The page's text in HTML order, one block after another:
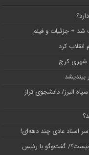
+ جزئیات و فیلم
البرز/ دانشجوی تراز
اسناد عادی چند‌ دهه‌ای!
چیست؟/ گفت‌وگو با رئیس